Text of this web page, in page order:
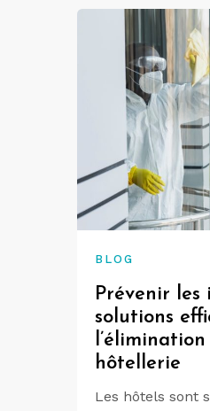
BLOG
Prévenir les
solutions
hôtellerie
Les hôtels sont